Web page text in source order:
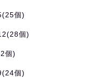
個)
個)
個)
個)